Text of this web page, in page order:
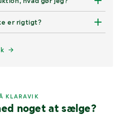
er rigtigt?
KLARAVIK
noget at sælge?